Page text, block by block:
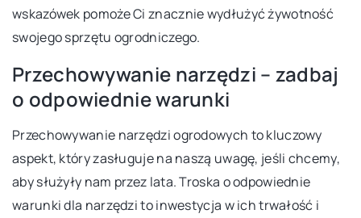
wskazówek pomoże Ci znacznie wydłużyć żywotność
swojego sprzętu ogrodniczego.
Przechowywanie narzędzi – zadbaj
o odpowiednie warunki
Przechowywanie narzędzi ogrodowych to kluczowy
aspekt, który zasługuje na naszą uwagę, jeśli chcemy,
aby służyły nam przez lata. Troska o odpowiednie
warunki dla narzędzi to inwestycja w ich trwałość i